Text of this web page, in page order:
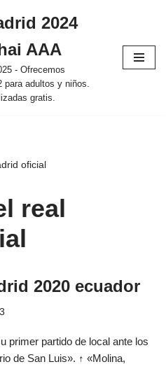
2024
AAA
- Ofrecemos
para adultos y niños.
gratis.
oficial
real
2020 ecuador
primer partido de local ante los
de San Luis». ↑ «Molina,